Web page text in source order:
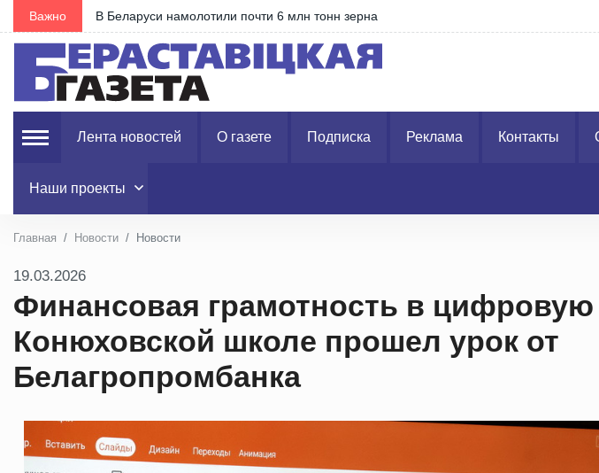
Важно Открыта горячая линия по вопросам вступительной кампании-2026
Лента новостей О газете Подписка Реклама Контакты
Наши проекты
Главная Новости Новости
19.03.2026
Финансовая грамотность в цифровую
Конюховской школе прошел урок от
Белагропромбанка